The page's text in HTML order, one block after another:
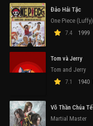
Đảo Hải Tặc
One Piece (Luffy)
7.4
1999
Tom và Jerry
Tom and Jerry
7.1
1940
Võ Thần Chúa Tể
Martial Master